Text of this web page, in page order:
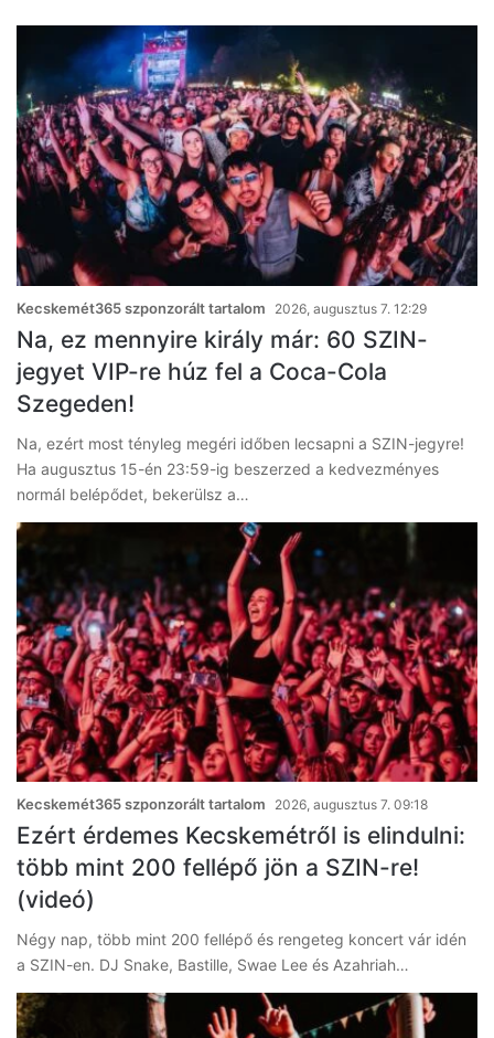
Kecskemét365 szponzorált tartalom 2026, augusztus 7. 12:29
Na, ez mennyire király már: 60 SZIN-
jegyet VIP-re húz fel a Coca-Cola
Szegeden!
Na, ezért most tényleg megéri időben lecsapni a SZIN-jegyre!
Ha augusztus 15-én 23:59-ig beszerzed a kedvezményes
normál belépődet, bekerülsz a…
Kecskemét365 szponzorált tartalom 2026, augusztus 7. 09:18
Ezért érdemes Kecskemétről is elindulni:
több mint 200 fellépő jön a SZIN-re!
(videó)
Négy nap, több mint 200 fellépő és rengeteg koncert vár idén
a SZIN-en. DJ Snake, Bastille, Swae Lee és Azahriah…